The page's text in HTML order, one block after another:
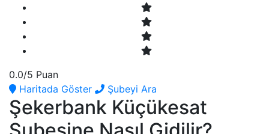
0.0/5 Puan
Haritada Göster
Şubeyi Ara
Şekerbank Küçükesat